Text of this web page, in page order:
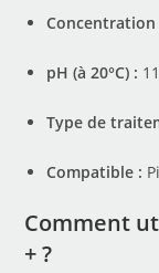
Concentration
pH (à 20°C) :
Type de
Compatible :
Comment
+ ?